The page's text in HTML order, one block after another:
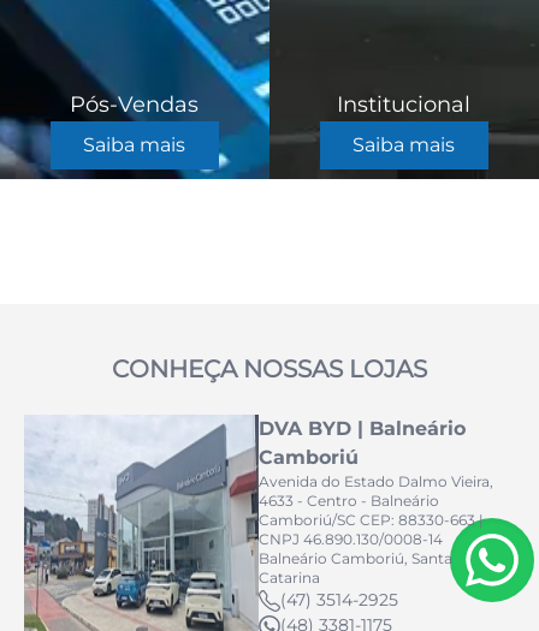
Pós-Vendas
Saiba mais
Institucional
Saiba mais
CONHEÇA NOSSAS LOJAS
DVA BYD | Balneário
Camboriú
Avenida do Estado Dalmo Vieira,
4633 - Centro - Balneário
Camboriú/SC CEP: 88330-663 |
CNPJ 46.890.130/0008-14
Balneário Camboriú, Santa
Catarina
(47) 3514-2925
(48) 3381-1175